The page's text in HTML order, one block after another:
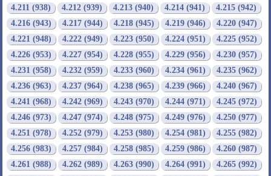
4.211 (938)
4.212 (939) 4.213 (940) 4.214 (941)
4.215 (942)
4.216 (943)
4.217 (944) 4.218 (945) 4.219 (946)
4.220 (947)
4.221 (948)
4.222 (949) 4.223 (950) 4.224 (951)
4.225 (952)
4.226 (953)
4.227 (954) 4.228 (955) 4.229 (956)
4.230 (957)
4.231 (958)
4.232 (959) 4.233 (960) 4.234 (961)
4.235 (962)
4.236 (963)
4.237 (964) 4.238 (965) 4.239 (966)
4.240 (967)
4.241 (968)
4.242 (969) 4.243 (970) 4.244 (971)
4.245 (972)
4.246 (973)
4.247 (974) 4.248 (975) 4.249 (976)
4.250 (977)
4.251 (978)
4.252 (979) 4.253 (980) 4.254 (981)
4.255 (982)
4.256 (983)
4.257 (984) 4.258 (985) 4.259 (986)
4.260 (987)
4.261 (988)
4.262 (989) 4.263 (990) 4.264 (991)
4.265 (992)